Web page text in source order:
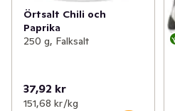
Örtsalt Chili och
Paprika
250 g, Falksalt
37,92 kr
151,68 kr /kg